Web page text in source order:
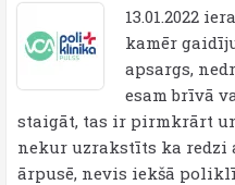
13.01.2022
kamēr
apsargs,
esam brīvā
staigāt, tas ir pirmkrārt
nekur uzrakstīts ka redzi
ārpusē, nevis iekšā